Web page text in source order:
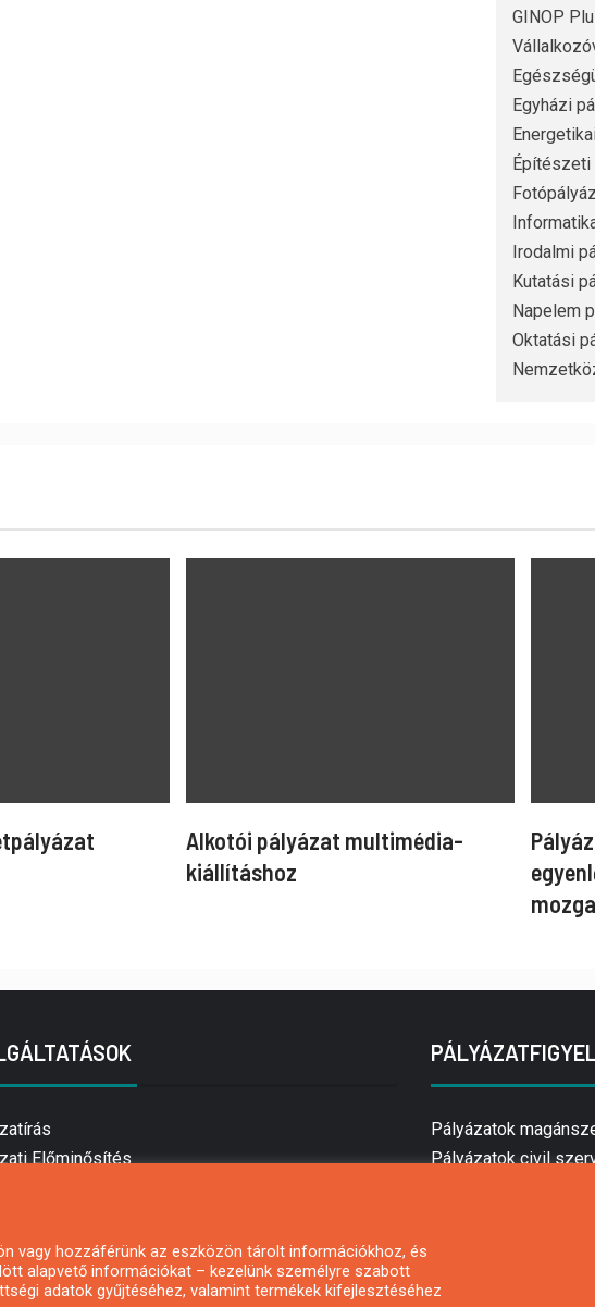
GINOP
Egyházi
Irodalmi
Kutatási
Napelem
Oktatási
Alkotói pályázat multimédia-
kiállításhoz
Előminősítés
pályázatírás
magánszemélyeknek
Pályázatok
Pályázatok civil
vagy hozzáférünk az eszközön tárolt információkhoz, és
alapvető információkat – kezelünk személyre szabott
adatok gyűjtéséhez, valamint termékek kifejlesztéséhez